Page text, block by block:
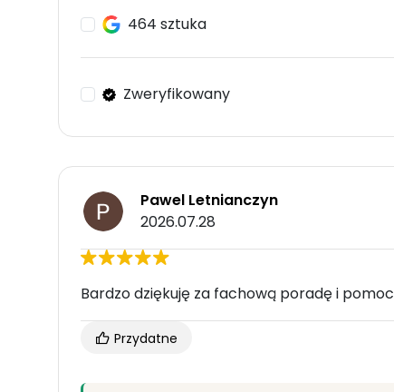
464 sztuka
Zweryfikowany
Pawel Letnianczyn
2026.07.28
Bardzo dziękuję za fachową poradę i pomoc
Przydatne